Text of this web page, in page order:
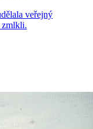
veřejný
zmlkli.